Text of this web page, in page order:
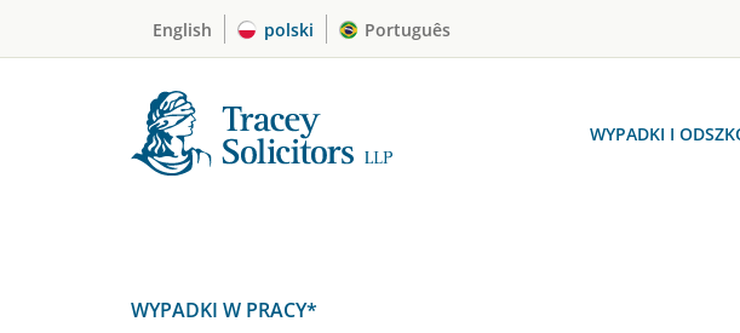
English polski Português
WYPADKI I
WYPADKI W PRACY*